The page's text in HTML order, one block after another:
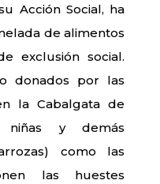
Acción Social, ha
de alimentos
exclusión social.
donados por las
la Cabalgata de
niñas y demás
como las
las huestes